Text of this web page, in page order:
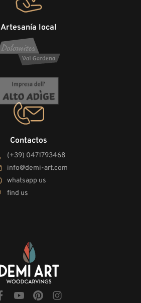
Contactos
(+39) 0471793468
info@demi-art.com
whatsapp us
find us
Artesanía local